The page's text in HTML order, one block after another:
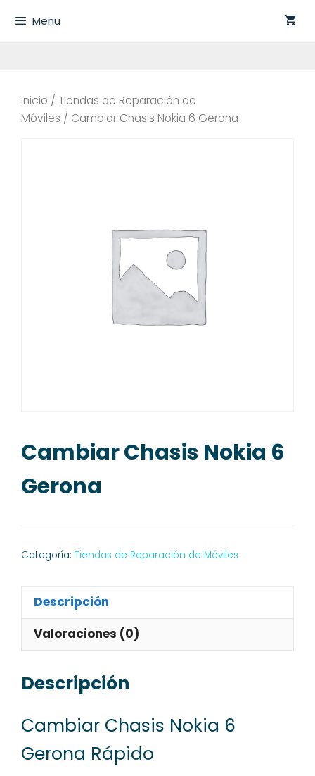
Menu
Inicio / Tiendas de Reparación de
Móviles / Cambiar Chasis Nokia 6 Gerona
Cambiar Chasis Nokia 6
Gerona
Categoría: Tiendas de Reparación de Móviles
Descripción
Valoraciones (0)
Descripción
Cambiar Chasis Nokia 6
Gerona Rápido